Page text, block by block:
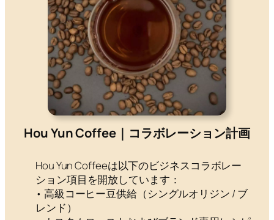
Hou Yun Coffee｜コラボレーション計画
Hou Yun Coffeeは以下のビジネスコラボレー
ション項目を開放しています：
• 高級コーヒー豆供給（シングルオリジン / ブ
レンド）